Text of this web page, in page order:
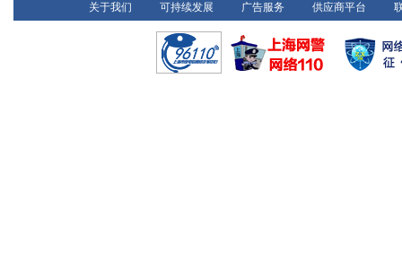
关于我们 可持续发展 广告服务 供应商平台